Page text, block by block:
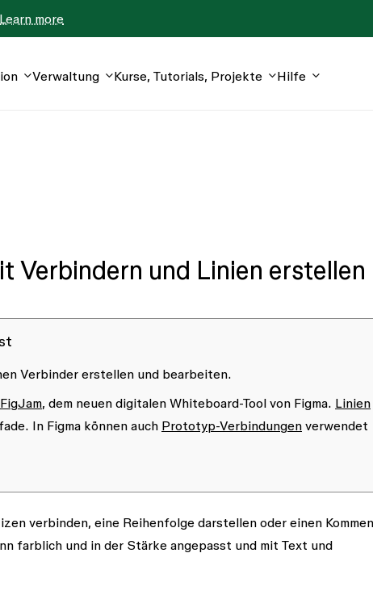
Learn more
Verwaltung Kurse, Tutorials, Projekte Hilfe
Verbindern und Linien erstellen
Verbinder erstellen und bearbeiten.
FigJam, dem neuen digitalen Whiteboard-Tool von Figma. Linien
In Figma können auch Prototyp-Verbindungen verwendet
verbinden, eine Reihenfolge darstellen oder einen
farblich und in der Stärke angepasst und mit Text und